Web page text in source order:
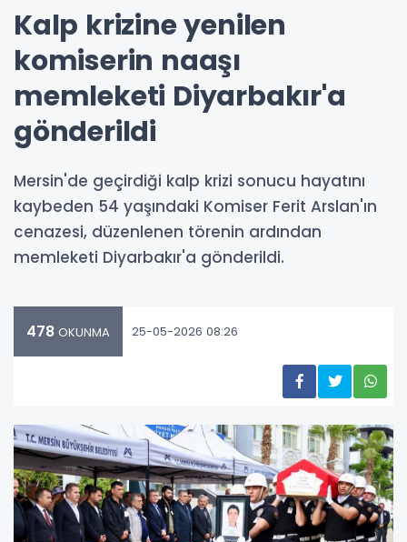
Kalp krizine yenilen
komiserin naaşı
memleketi Diyarbakır'a
gönderildi
Mersin'de geçirdiği kalp krizi sonucu hayatını
kaybeden 54 yaşındaki Komiser Ferit Arslan'ın
cenazesi, düzenlenen törenin ardından
memleketi Diyarbakır'a gönderildi.
478 OKUNMA 25-05-2026 08:26